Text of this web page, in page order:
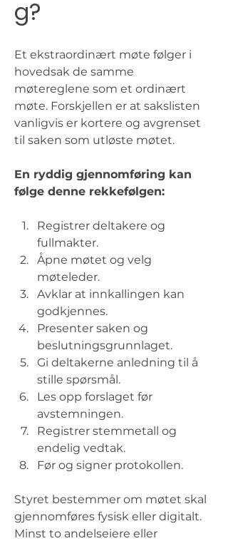
g?
Et ekstraordinært møte følger i
hovedsak de samme
møtereglene som et ordinært
møte. Forskjellen er at sakslisten
vanligvis er kortere og avgrenset
til saken som utløste møtet.
En ryddig gjennomføring kan
følge denne rekkefølgen:
Registrer deltakere og
fullmakter.
Åpne møtet og velg
møteleder.
Avklar at innkallingen kan
godkjennes.
Presenter saken og
beslutningsgrunnlaget.
Gi deltakerne anledning til å
stille spørsmål.
Les opp forslaget før
avstemningen.
Registrer stemmetall og
endelig vedtak.
Før og signer protokollen.
Styret bestemmer om møtet skal
gjennomføres fysisk eller digitalt.
Minst to andelseiere eller